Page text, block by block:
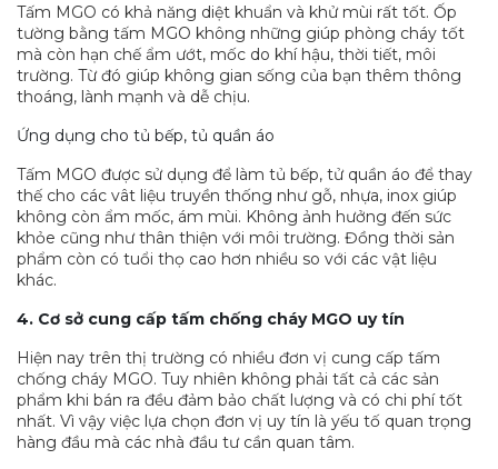
Tấm MGO có khả năng diệt khuẩn và khử mùi rất tốt. Ốp
tường bằng tấm MGO không những giúp phòng cháy tốt
mà còn hạn chế ẩm ướt, mốc do khí hậu, thời tiết, môi
trường. Từ đó giúp không gian sống của bạn thêm thông
thoáng, lành mạnh và dễ chịu.
Ứng dụng cho tủ bếp, tủ quần áo
Tấm MGO được sử dụng để làm tủ bếp, tử quần áo để thay
thế cho các vât liệu truyền thống như gỗ, nhựa, inox giúp
không còn ẩm mốc, ám mùi. Không ảnh hưởng đến sức
khỏe cũng như thân thiện với môi trường. Đồng thời sản
phẩm còn có tuổi thọ cao hơn nhiều so với các vật liệu
khác.
4. Cơ sở cung cấp tấm chống cháy MGO uy tín
Hiện nay trên thị trường có nhiều đơn vị cung cấp tấm
chống cháy MGO. Tuy nhiên không phải tất cả các sản
phẩm khi bán ra đều đảm bảo chất lượng và có chi phí tốt
nhất. Vì vậy việc lựa chọn đơn vị uy tín là yếu tố quan trọng
hàng đầu mà các nhà đầu tư cần quan tâm.